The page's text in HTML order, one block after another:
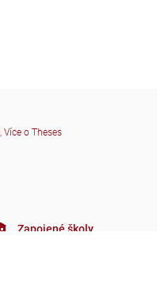
, Více o Theses
Zapojené školy